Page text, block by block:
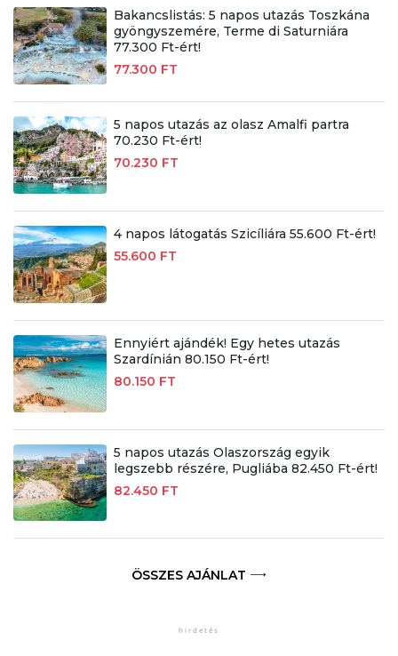
Bakancslistás: 5 napos utazás Toszkána
gyöngyszemére, Terme di Saturniára
77.300 Ft-ért!
77.300 FT
5 napos utazás az olasz Amalfi partra
70.230 Ft-ért!
70.230 FT
4 napos látogatás Szicíliára 55.600 Ft-ért!
55.600 FT
Ennyiért ajándék! Egy hetes utazás
Szardínián 80.150 Ft-ért!
80.150 FT
5 napos utazás Olaszország egyik
legszebb részére, Pugliába 82.450 Ft-ért!
82.450 FT
ÖSSZES AJÁNLAT